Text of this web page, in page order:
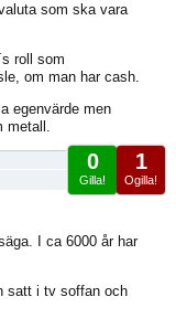
som ska vara
roll som
om man har cash.
egenvärde men
metall.
1
Ogilla!
0
Gilla!
I ca 6000 år har
satt i tv soffan och